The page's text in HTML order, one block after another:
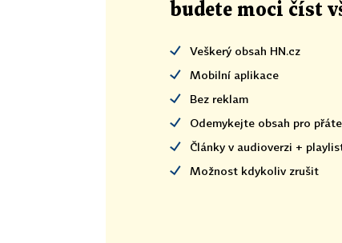
budete moci číst
Veškerý obsah HN.cz
Mobilní aplikace
Bez reklam
Odemykejte obsah pro
Články v audioverzi +
Možnost kdykoliv zrušit